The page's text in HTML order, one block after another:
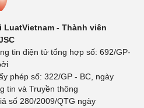
LuatVietnam - Thành viên
tin điện tử tổng hợp số: 692/GP-
phép số: 322/GP - BC, ngày
tin và Truyền thông
số 280/2009/QTG ngày